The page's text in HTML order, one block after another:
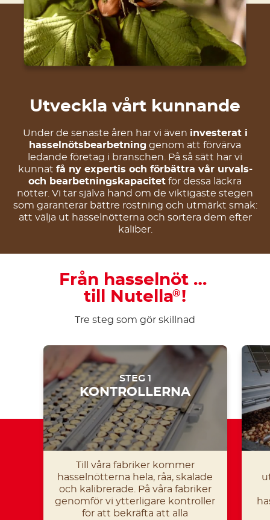
Utveckla vårt kunnande
Under de senaste åren har vi även investerat i
hasselnötsbearbetning genom att förvärva
ledande företag i branschen. På så sätt har vi
kunnat få ny expertis och förbättra vår urvals-
och bearbetningskapacitet för dessa läckra
nötter. Vi tar själva hand om de viktigaste stegen
som garanterar bättre rostning och utmärkt smak:
att välja ut hasselnötterna och sortera dem efter
kaliber.
Från hasselnöt …
till Nutella®!
Tre steg som gör skillnad
STEG 1
KONTROLLERNA
Till våra fabriker kommer
hasselnötterna hela, råa, skalade
och kalibrerade. På våra fabriker
genomför vi ytterligare kontroller
för att bekräfta att alla